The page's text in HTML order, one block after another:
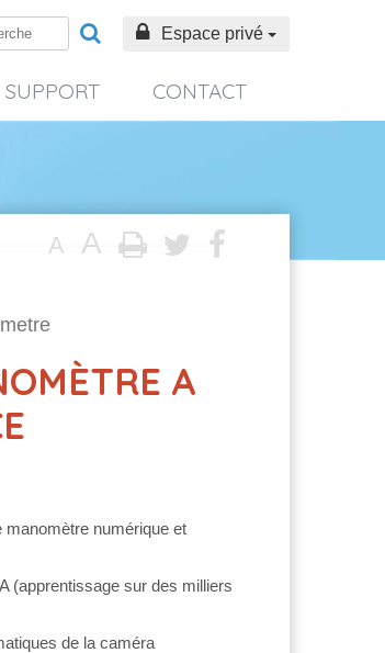
Espace privé
SUPPORT CONTACT
A A
A
manomètre numérique et
(apprentissage sur des milliers
de la caméra